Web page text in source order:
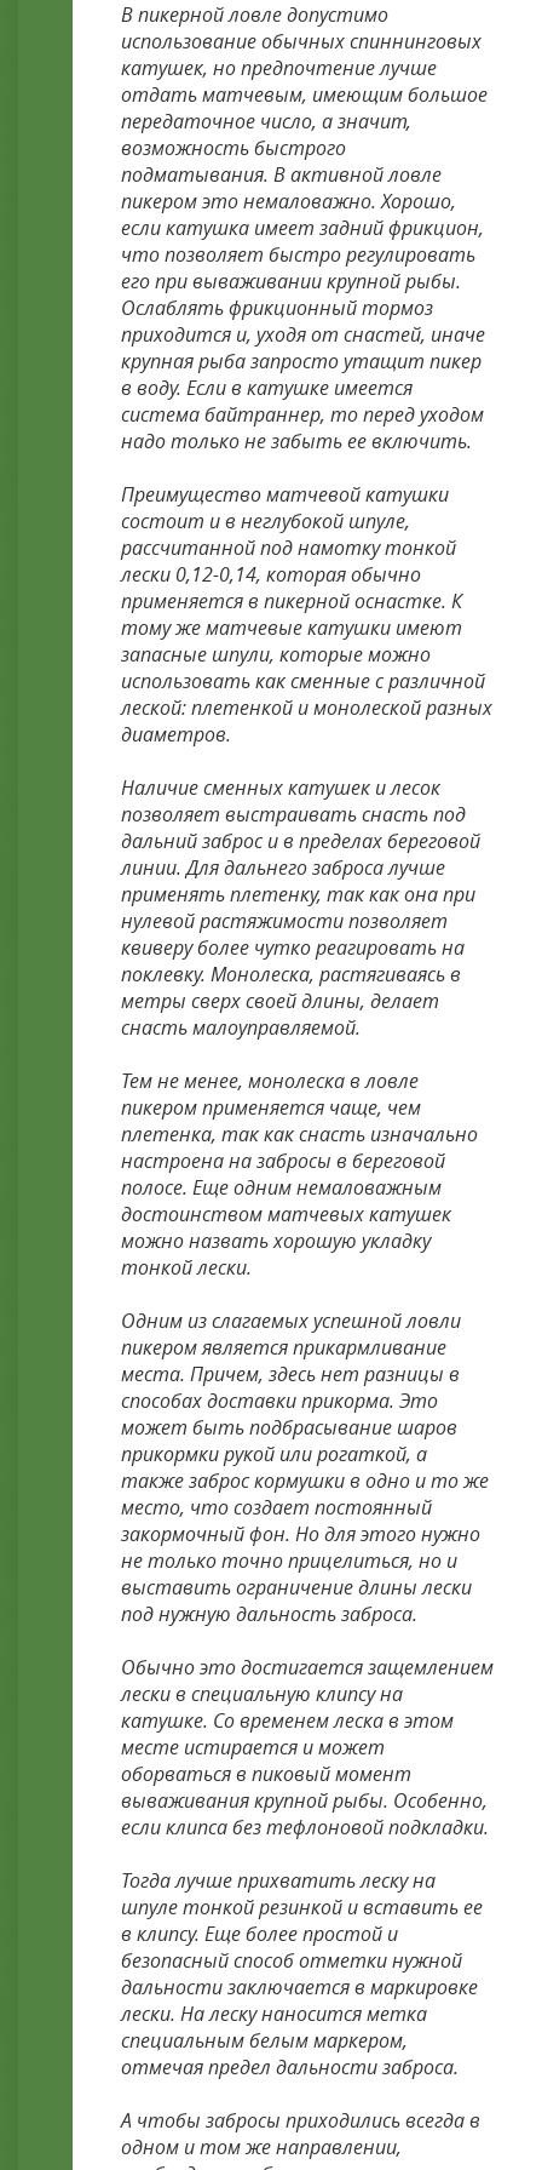
В пикерной ловле допустимо
использование обычных спиннинговых
катушек, но предпочтение лучше
отдать матчевым, имеющим большое
передаточное число, а значит,
возможность быстрого
подматывания. В активной ловле
пикером это немаловажно. Хорошо,
если катушка имеет задний фрикцион,
что позволяет быстро регулировать
его при вываживании крупной рыбы.
Ослаблять фрикционный тормоз
приходится и, уходя от снастей, иначе
крупная рыба запросто утащит пикер
в воду. Если в катушке имеется
система байтраннер, то перед уходом
надо только не забыть ее включить.
Преимущество матчевой катушки
состоит и в неглубокой шпуле,
рассчитанной под намотку тонкой
лески 0,12-0,14, которая обычно
применяется в пикерной оснастке. К
тому же матчевые катушки имеют
запасные шпули, которые можно
использовать как сменные с различной
леской: плетенкой и монолеской разных
диаметров.
Наличие сменных катушек и лесок
позволяет выстраивать снасть под
дальний заброс и в пределах береговой
линии. Для дальнего заброса лучше
применять плетенку, так как она при
нулевой растяжимости позволяет
квиверу более чутко реагировать на
поклевку. Монолеска, растягиваясь в
метры сверх своей длины, делает
снасть малоуправляемой.
Тем не менее, монолеска в ловле
пикером применяется чаще, чем
плетенка, так как снасть изначально
настроена на забросы в береговой
полосе. Еще одним немаловажным
достоинством матчевых катушек
можно назвать хорошую укладку
тонкой лески.
Одним из слагаемых успешной ловли
пикером является прикармливание
места. Причем, здесь нет разницы в
способах доставки прикорма. Это
может быть подбрасывание шаров
прикормки рукой или рогаткой, а
также заброс кормушки в одно и то же
место, что создает постоянный
закормочный фон. Но для этого нужно
не только точно прицелиться, но и
выставить ограничение длины лески
под нужную дальность заброса.
Обычно это достигается защемлением
лески в специальную клипсу на
катушке. Со временем леска в этом
месте истирается и может
оборваться в пиковый момент
вываживания крупной рыбы. Особенно,
если клипса без тефлоновой подкладки.
Тогда лучше прихватить леску на
шпуле тонкой резинкой и вставить ее
в клипсу. Еще более простой и
безопасный способ отметки нужной
дальности заключается в маркировке
лески. На леску наносится метка
специальным белым маркером,
отмечая предел дальности заброса.
А чтобы забросы приходились всегда в
одном и том же направлении,